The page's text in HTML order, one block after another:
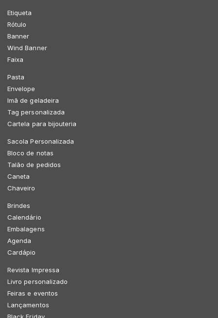
Etiqueta
Rótulo
Banner
Wind Banner
Faixa
Pasta
Envelope
Imã de geladeira
Tag personalizada
Cartela para bijouteria
Sacola Personalizada
Bloco de notas
Talão de pedidos
Caneta
Chaveiro
Brindes
Calendário
Embalagens
Agenda
Cardápio
Revista Impressa
Livro personalizado
Feiras e eventos
Lançamentos
Black Friday